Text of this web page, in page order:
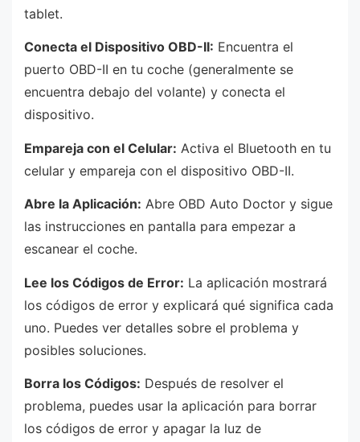
tablet.
Conecta el Dispositivo OBD-II: Encuentra el
puerto OBD-II en tu coche (generalmente se
encuentra debajo del volante) y conecta el
dispositivo.
Empareja con el Celular: Activa el Bluetooth en tu
celular y empareja con el dispositivo OBD-II.
Abre la Aplicación: Abre OBD Auto Doctor y sigue
las instrucciones en pantalla para empezar a
escanear el coche.
Lee los Códigos de Error: La aplicación mostrará
los códigos de error y explicará qué significa cada
uno. Puedes ver detalles sobre el problema y
posibles soluciones.
Borra los Códigos: Después de resolver el
problema, puedes usar la aplicación para borrar
los códigos de error y apagar la luz de